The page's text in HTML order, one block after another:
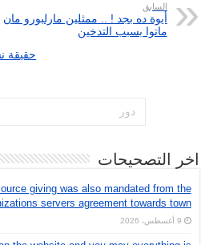
السابق
أيوة ده بجد ! .. ممثلين مارلبورو مان
ماتوا بسبب التدخين
حقيقة
اخر التصحيحات
giving was also mandated from the
servers agreement towards town
9 أغسطس، 2026